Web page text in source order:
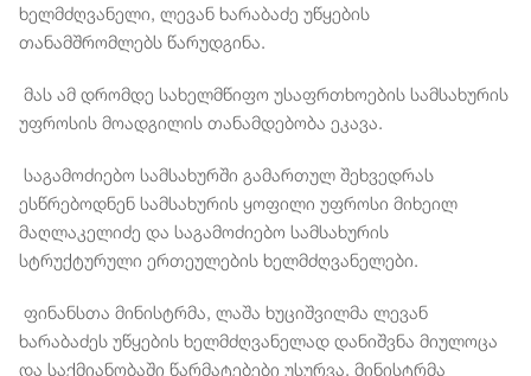
ხელმძღვანელი, ლევან ხარაბაძე უწყების
თანამშრომლებს წარუდგინა.
მას ამ დრომდე სახელმწიფო უსაფრთხოების სამსახურის
უფროსის მოადგილის თანამდებობა ეკავა.
საგამოძიებო სამსახურში გამართულ შეხვედრას
ესწრებოდნენ სამსახურის ყოფილი უფროსი მიხეილ
მაღლაკელიძე და საგამოძიებო სამსახურის
სტრუქტურული ერთეულების ხელმძღვანელები.
ფინანსთა მინისტრმა, ლაშა ხუციშვილმა ლევან
ხარაბაძეს უწყების ხელმძღვანელად დანიშვნა მიულოცა
და საქმიანობაში წარმატებები უსურვა. მინისტრმა